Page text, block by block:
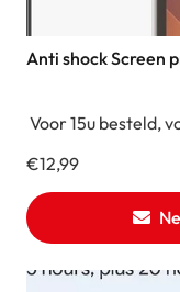
Anti shock Screen
Voor 15u besteld,
€12,99